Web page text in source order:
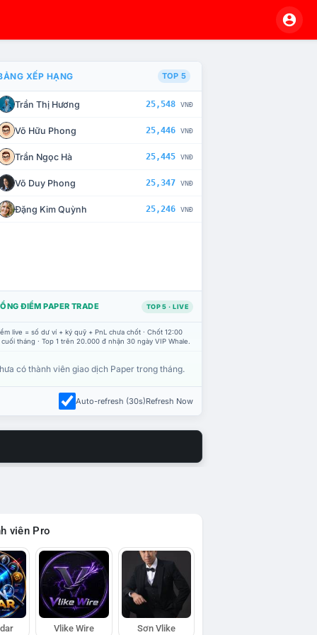
CHẾ TÀI XỬ LÝ VI PHẠM
XẾP HẠNG TOP 5
Trần Thị Hương 25,548 VNĐ
Võ Hữu Phong 25,446 VNĐ
Trần Ngọc Hà 25,445 VNĐ
Võ Duy Phong 25,347 VNĐ
Đặng Kim Quỳnh 25,246 VNĐ
ĐIỂM PAPER TRADE TOP 5 · LIVE
live = số dư ví + ký quỹ + PnL chưa chốt · Chốt 12:00
tháng · Top 1 trên 20.000 đ nhận 30 ngày VIP Whale.
có thành viên giao dịch Paper trong tháng.
Auto-refresh (30s)Refresh Now
viên Pro
Vlike Wire Sơn Vlike